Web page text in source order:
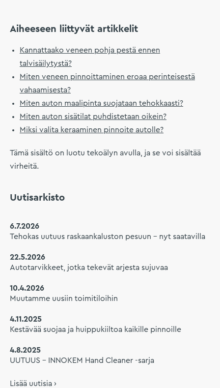
Aiheeseen liittyvät artikkelit
Kannattaako veneen pohja pestä ennen
talvisäilytystä?
Miten veneen pinnoittaminen eroaa perinteisestä
vahaamisesta?
Miten auton maalipinta suojataan tehokkaasti?
Miten auton sisätilat puhdistetaan oikein?
Miksi valita keraaminen pinnoite autolle?
Tämä sisältö on luotu tekoälyn avulla, ja se voi sisältää
virheitä.
Uutisarkisto
6.7.2026
Tehokas uutuus raskaankaluston pesuun – nyt saatavilla
22.5.2026
Autotarvikkeet, jotka tekevät arjesta sujuvaa
10.4.2026
Muutamme uusiin toimitiloihin
4.11.2025
Kestävää suojaa ja huippukiiltoa kaikille pinnoille
4.8.2025
UUTUUS – INNOKEM Hand Cleaner -sarja
Lisää uutisia ›